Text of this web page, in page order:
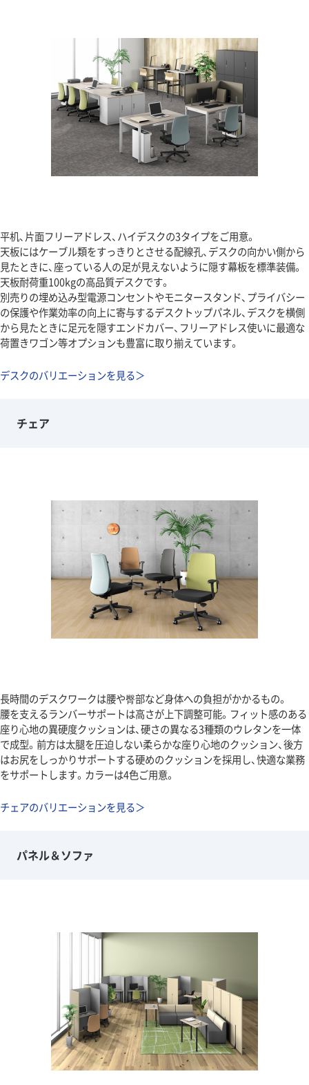
平机、片面フリーアドレス、ハイデスクの3タイプをご用意。
天板にはケーブル類をすっきりとさせる配線孔、デスクの向かい側から
見たときに、座っている人の足が見えないように隠す幕板を標準装備。
天板耐荷重100kgの高品質デスクです。
別売りの埋め込み型電源コンセントやモニタースタンド、プライバシー
の保護や作業効率の向上に寄与するデスクトップパネル、デスクを横側
から見たときに足元を隠すエンドカバー、フリーアドレス使いに最適な
荷置きワゴン等オプションも豊富に取り揃えています。
デスクのバリエーションを見る＞
チェア
長時間のデスクワークは腰や臀部など身体への負担がかかるもの。
腰を支えるランバーサポートは高さが上下調整可能。フィット感のある
座り心地の異硬度クッションは、硬さの異なる3種類のウレタンを一体
で成型。前方は太腿を圧迫しない柔らかな座り心地のクッション、後方
はお尻をしっかりサポートする硬めのクッションを採用し、快適な業務
をサポートします。カラーは4色ご用意。
チェアのバリエーションを見る＞
パネル＆ソファ